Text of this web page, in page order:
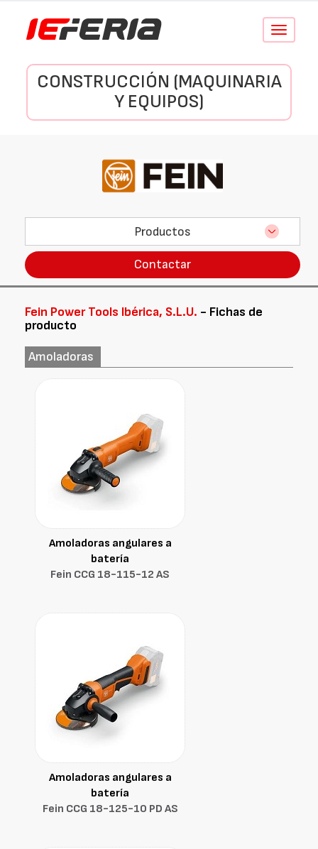
Conmutar
CONSTRUCCIÓN (MAQUINARIA
Y EQUIPOS)
Productos
Contactar
Fein Power Tools Ibérica, S.L.U. - Fichas de
producto
Amoladoras
Amoladoras angulares a
batería
Fein CCG 18-115-12 AS
Amoladoras angulares a
batería
Fein CCG 18-125-10 PD AS